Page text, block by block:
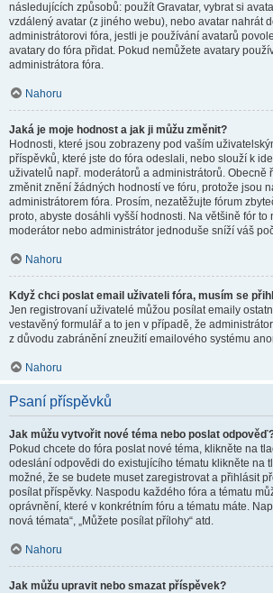
následujících způsobů: použít Gravatar, vybrat si
vzdálený avatar (z jiného webu), nebo avatar nahrát
administrátorovi fóra, jestli je používání avatarů
avatary do fóra přidat. Pokud nemůžete avatary
administrátora fóra.
Nahoru
Jaká je moje hodnost a jak ji můžu změnit?
Hodnosti, které jsou zobrazeny pod vaším
příspěvků, které jste do fóra odeslali, nebo slouží k
uživatelů např. moderátorů a administrátorů. Obecně
změnit znění žádných hodností ve fóru, protože jsou
administrátorem fóra. Prosím, nezatěžujte fórum
proto, abyste dosáhli vyšší hodnosti. Na většině fór to
moderátor nebo administrátor jednoduše sníží váš
Nahoru
Když chci poslat email uživateli fóra, musím se
Jen registrovaní uživatelé můžou posílat emaily
vestavěný formulář a to jen v případě, že
z důvodu zabránění zneužití emailového systému
Nahoru
Psaní příspěvků
Jak můžu vytvořit nové téma nebo poslat
Pokud chcete do fóra poslat nové téma, klikněte na
odeslání odpovědi do existujícího tématu klikněte na
možné, že se budete muset zaregistrovat a přihlásit
posílat příspěvky. Naspodu každého fóra a tématu
oprávnění, které v konkrétním fóru a tématu máte.
nová témata“, „Můžete posílat přílohy“ atd.
Nahoru
Jak můžu upravit nebo smazat příspěvek?